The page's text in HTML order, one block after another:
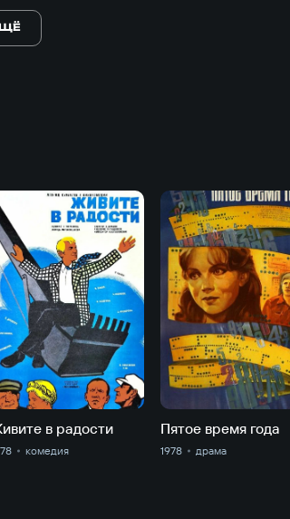
в радости
комедия
Пятое время года
1978 драма